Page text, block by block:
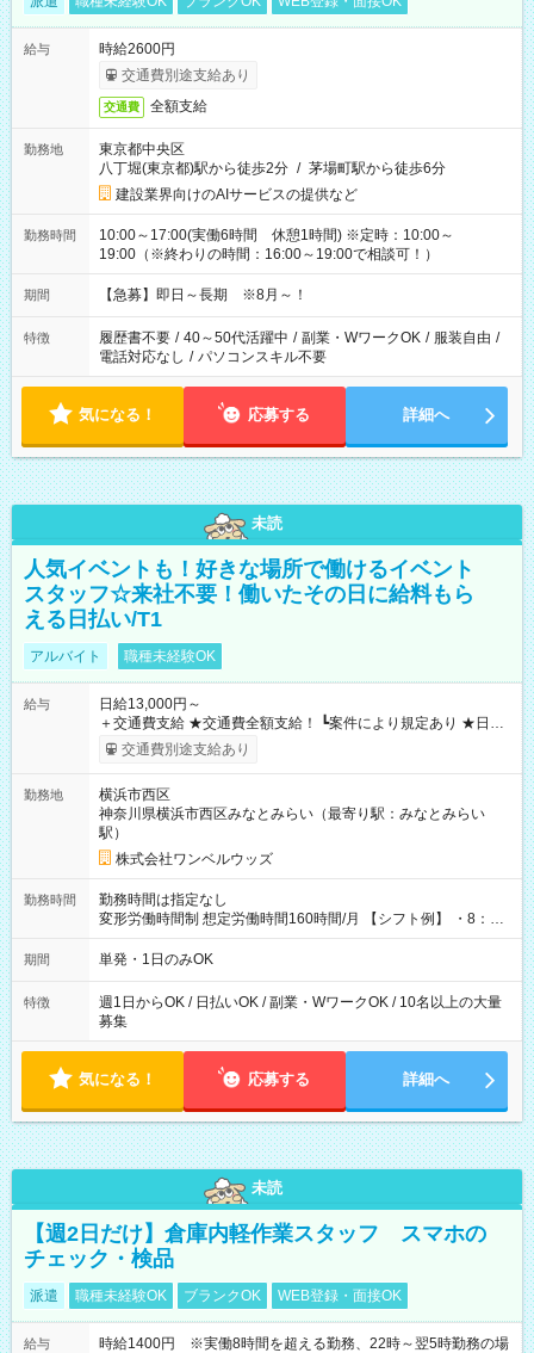
給与
時給2600円
交通費別途支給あり
交通費 全額支給
勤務地
東京都中央区
八丁堀(東京都)駅から徒歩2分 / 茅場町駅から徒歩6分
建設業界向けのAIサービスの提供など
勤務時間
10:00～17:00(実働6時間 休憩1時間) ※定時：10:00～
19:00（※終わりの時間：16:00～19:00で相談可！）
期間 【急募】即日～長期 ※8月～！
特徴 履歴書不要 / 40～50代活躍中 / 副業・WワークOK / 服装自由 /
電話対応なし / パソコンスキル不要
気になる！ 応募する 詳細へ
未読
人気イベントも！好きな場所で働けるイベント
スタッフ☆来社不要！働いたその日に給料もら
える日払い/T1
アルバイト 職種未経験OK
給与
日給13,000円～
＋交通費支給 ★交通費全額支給！ ┗案件により規定あり ★日払
いOK！（規定あり） ┗働いたその日に現金GET♪ お仕事後はコ
ンビニATMから 日払い分を引き落とせます！ 【試用期間】試
交通費別途支給あり
勤務地
横浜市西区
神奈川県横浜市西区みなとみらい（最寄り駅：みなとみらい
駅）
株式会社ワンベルウッズ
勤務時間
勤務時間は指定なし
変形労働時間制 想定労働時間160時間/月 【シフト例】 ・8：00
～21：00
期間 単発・1日のみOK
特徴
週1日からOK / 日払いOK / 副業・WワークOK / 10名以上の大量
募集
気になる！ 応募する 詳細へ
未読
【週2日だけ】倉庫内軽作業スタッフ スマホの
チェック・検品
派遣 職種未経験OK ブランクOK WEB登録・面接OK
給与
時給1400円 ※実働8時間を超える勤務、22時～翌5時勤務の場